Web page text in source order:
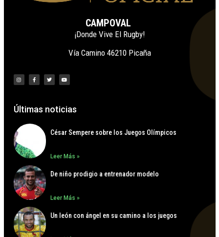
CAMPOVAL
¡Donde Vive El Rugby!
Vía Camino 46210 Picaña
Últimas noticias
César Sempere sobre los Juegos Olímpicos
Leer Más »
De niño prodigio a entrenador modelo
Leer Más »
Un león con ángel en su camino a los juegos